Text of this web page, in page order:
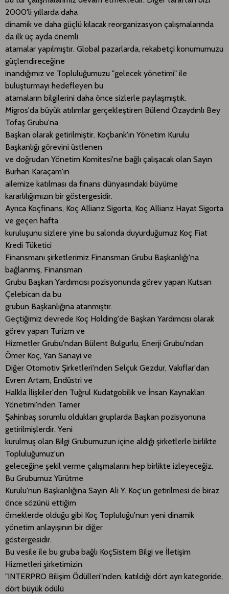
2000'li yıllarda daha
dinamik ve daha güçlü kılacak reorganizasyon çalışmalarında
da ilk üç ayda önemli
atamalar yapılmıştır. Global pazarlarda, rekabetçi konumumuzu
güçlendireceğine
inandığımız ve Topluluğumuzu "gelecek yönetimi" ile
buluşturmayı hedefleyen bu
atamaların bilgilerini daha önce sizlerle paylaşmıştık.
Migros'da büyük atılımlar gerçekleştiren Bülend Özaydınlı Bey
Tofaş Grubu'na
Başkan olarak getirilmiştir. Koçbank'ın Yönetim Kurulu
Başkanlığı görevini üstlenen
ve doğrudan Yönetim Komitesi'ne bağlı çalışacak olan Sayın
Burhan Karaçam'ın
ailemize katılması da finans dünyasındaki büyüme
kararlılığımızın bir göstergesidir.
Ayrıca Koçfinans, Koç Allianz Sigorta, Koç Allianz Hayat Sigorta
ve geçen hafta
kuruluşunu sizlere yine bu salonda duyurduğumuz Koç Fiat
Kredi Tüketici
Finansmanı şirketlerimiz Finansman Grubu Başkanlığı'na
bağlanmış, Finansman
Grubu Başkan Yardımcısı pozisyonunda görev yapan Kutsan
Çelebican da bu
grubun Başkanlığına atanmıştır.
Geçtiğimiz devrede Koç Holding'de Başkan Yardımcısı olarak
görev yapan Turizm ve
Hizmetler Grubu'ndan Bülent Bulgurlu, Enerji Grubu'ndan
Ömer Koç, Yan Sanayi ve
Diğer Otomotiv Şirketleri'nden Selçuk Gezdur, Vakıflar'dan
Evren Artam, Endüstri ve
Halkla İlişkiler'den Tuğrul Kudatgobilik ve İnsan Kaynakları
Yönetimi'nden Tamer
Şahinbaş sorumlu oldukları gruplarda Başkan pozisyonuna
getirilmişlerdir. Yeni
kurulmuş olan Bilgi Grubumuzun içine aldığı şirketlerle birlikte
Topluluğumuz'un
geleceğine şekil verme çalışmalarını hep birlikte izleyeceğiz.
Bu Grubumuz Yürütme
Kurulu'nun Başkanlığına Sayın Ali Y. Koç'un getirilmesi de biraz
önce sözünü ettiğim
örneklerde olduğu gibi Koç Topluluğu'nun yeni dinamik
yönetim anlayışının bir diğer
göstergesidir.
Bu vesile ile bu gruba bağlı KoçSistem Bilgi ve İletişim
Hizmetleri şirketimizin
"INTERPRO Bilişim Ödülleri"nden, katıldığı dört ayrı kategoride,
dört büyük ödülü